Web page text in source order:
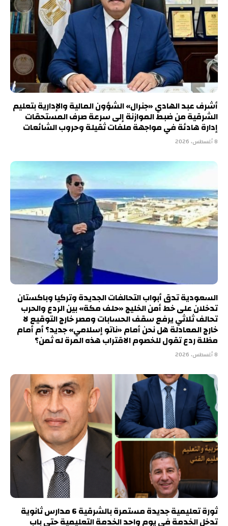
أشرف عبد الهادي «جنرال» الشؤون المالية والإدارية بتعليم
الشرقية من ضبط الموازنة إلى سرعة صرف المستحقات
إدارة هادئة في مواجهة ملفات ثقيلة وحروب الشائعات
8 أغسطس، 2026
السعودية تدق أبواب التحالفات الجديدة وتركيا وباكستان
تدخلان على خط أمن الخليج «حلف مكة» بين الردع والحرب
تحالف ثلاثي يرفع سقف الحسابات ومصر خارج التوقيع لا
خارج المعادلة هل نحن أمام «ناتو إسلامي» جديد؟ أم أمام
مظلة ردع تقول للخصوم الاقتراب هذه المرة له ثمن؟
8 أغسطس، 2026
ثورة تعليمية جديدة مستمرة بالشرقية 6 مدارس ثانوية
تدخل الخدمة في يوم واحد الخدمة التعليمية حتى باب